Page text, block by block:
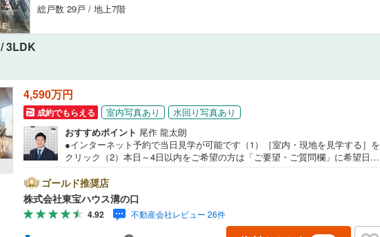
総戸数 29戸 / 地上7階
/ 3LDK
4,590万円
成約でもらえる 室内写真あり
水回り写真あり
おすすめポイント 尾作 龍太朗
●インターネット予約で当日見学が可能です（1）［室内・現地を見学する］を
クリック（2）本日～4日以内をご希望の方は「ご要望・ご質問欄」に希望日時
【Yahoo！ 不動産キャンペーン対象店舗】当店で物件を成約するとPayPayポイ
ントがもらえる「Yahoo！不動産 物件ご成約キャンペーン」の対象になりま
す。「資料をもらう」「見学予約をする」ボタンからお問い合わせください。※
必ずYahoo！ JAPAN IDでログインしてください。※PayPayポイントは出金と
譲渡はできません。たくさんのお客様からのお言葉に感謝してこれからも楽し
ゴールド推奨店
株式会社東宝ハウス溝の口
4.92 不動産会社レビュー 26件